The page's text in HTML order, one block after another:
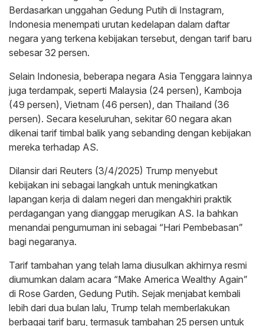
Berdasarkan unggahan Gedung Putih di Instagram,
Indonesia menempati urutan kedelapan dalam daftar
negara yang terkena kebijakan tersebut, dengan tarif baru
sebesar 32 persen.
Selain Indonesia, beberapa negara Asia Tenggara lainnya
juga terdampak, seperti Malaysia (24 persen), Kamboja
(49 persen), Vietnam (46 persen), dan Thailand (36
persen). Secara keseluruhan, sekitar 60 negara akan
dikenai tarif timbal balik yang sebanding dengan kebijakan
mereka terhadap AS.
Dilansir dari Reuters (3/4/2025) Trump menyebut
kebijakan ini sebagai langkah untuk meningkatkan
lapangan kerja di dalam negeri dan mengakhiri praktik
perdagangan yang dianggap merugikan AS. Ia bahkan
menandai pengumuman ini sebagai “Hari Pembebasan”
bagi negaranya.
Tarif tambahan yang telah lama diusulkan akhirnya resmi
diumumkan dalam acara “Make America Wealthy Again”
di Rose Garden, Gedung Putih. Sejak menjabat kembali
lebih dari dua bulan lalu, Trump telah memberlakukan
berbagai tarif baru, termasuk tambahan 25 persen untuk